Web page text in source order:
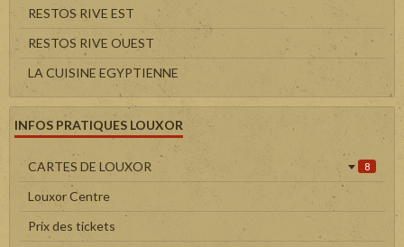
RESTOS RIVE EST
RESTOS RIVE OUEST
LA CUISINE EGYPTIENNE
INFOS PRATIQUES LOUXOR
CARTES DE LOUXOR 8
Louxor Centre
Prix des tickets